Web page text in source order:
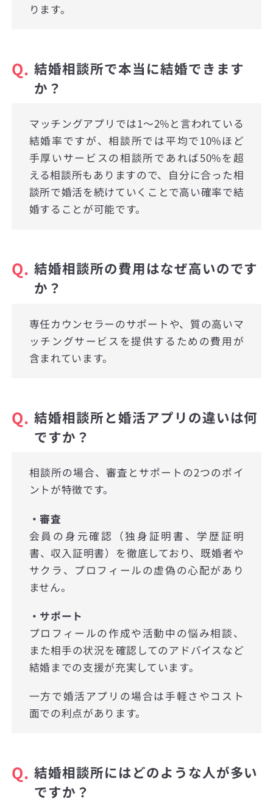
ります。
Q. 結婚相談所で本当に結婚できます
か？
マッチングアプリでは1〜2%と言われている
結婚率ですが、相談所では平均で10%ほど
手厚いサービスの相談所であれば50%を超
える相談所もありますので、自分に合った相
談所で婚活を続けていくことで高い確率で結
婚することが可能です。
Q. 結婚相談所の費用はなぜ高いのです
か？
専任カウンセラーのサポートや、質の高いマ
ッチングサービスを提供するための費用が
含まれています。
Q. 結婚相談所と婚活アプリの違いは何
ですか？
相談所の場合、審査とサポートの2つのポイ
ントが特徴です。
・審査
会員の身元確認（独身証明書、学歴証明
書、収入証明書）を徹底しており、既婚者や
サクラ、プロフィールの虚偽の心配があり
ません。
・サポート
プロフィールの作成や活動中の悩み相談、
また相手の状況を確認してのアドバイスなど
結婚までの支援が充実しています。
一方で婚活アプリの場合は手軽さやコスト
面での利点があります。
Q. 結婚相談所にはどのような人が多い
ですか？